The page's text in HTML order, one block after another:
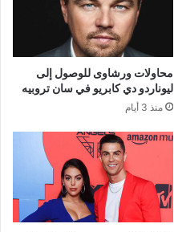
محاولات ورشاوى للوصول إلى
ليوناردو دي كابريو في سان تروبيه
منذ 3 أيام